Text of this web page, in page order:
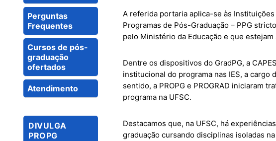
Perguntas
Frequentes
Cursos de pós-
graduação
ofertados
Atendimento
DIVULGA
PROPG
A referida portaria aplica-se às
Programas de Pós-Graduação – PPG
pelo Ministério da Educação e que
Dentre os dispositivos do GradPG, a
institucional do programa nas IES, a
sentido, a PROPG e PROGRAD iniciaram
programa na UFSC.
Destacamos que, na UFSC, há
graduação cursando disciplinas isoladas